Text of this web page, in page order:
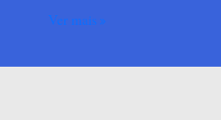
Ver mais